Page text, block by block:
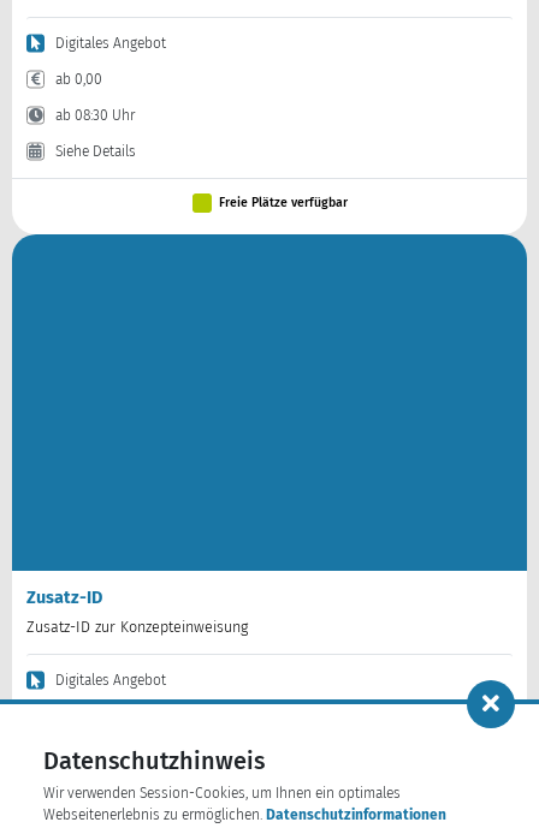
Datenschutzhinweis
Wir verwenden Session-Cookies, um Ihnen ein optimales
Webseitenerlebnis zu ermöglichen. Datenschutzinformationen
Digitales Angebot
ab 0,00
ab 08:30 Uhr
Siehe Details
Freie Plätze verfügbar
Zusatz-ID
Zusatz-ID zur Konzepteinweisung
Digitales Angebot
Siehe Details
Keine Angabe